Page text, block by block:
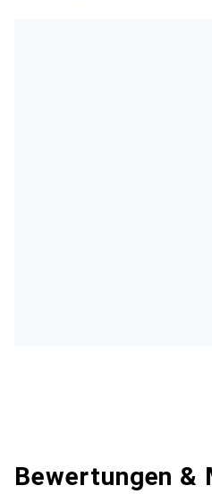
Bewertungen &